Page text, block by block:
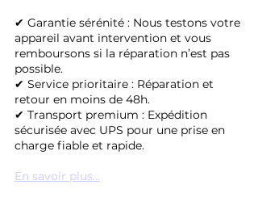
✔ Garantie sérénité : Nous testons votre
appareil avant intervention et vous
remboursons si la réparation n’est pas
possible.
✔ Service prioritaire : Réparation et
retour en moins de 48h.
✔ Transport premium : Expédition
sécurisée avec UPS pour une prise en
charge fiable et rapide.
En savoir plus...